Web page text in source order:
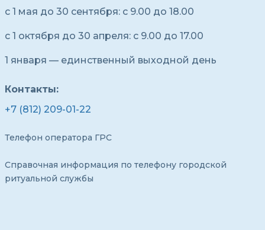
с 1 мая до 30 сентября: с 9.00 до 18.00
с 1 октября до 30 апреля: с 9.00 до 17.00
1 января — единственный выходной день
Контакты:
+7 (812) 209-01-22
Телефон оператора ГРС
Справочная информация по телефону городской
ритуальной службы